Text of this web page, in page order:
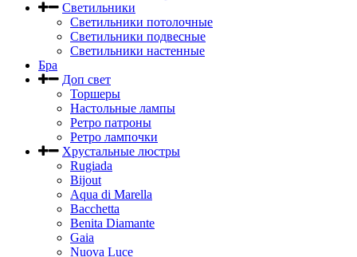
Светильники
Светильники потолочные
Светильники подвесные
Светильники настенные
Бра
Доп свет
Торшеры
Настольные лампы
Ретро патроны
Ретро лампочки
Хрустальные люстры
Rugiada
Bijout
Aqua di Marella
Bacchetta
Benita Diamante
Gaia
Nuova Luce